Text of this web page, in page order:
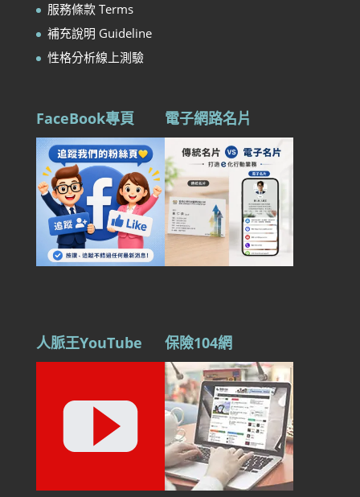
服務條款 Terms
補充說明 Guideline
性格分析線上測驗
FaceBook專頁 電子網路名片
人脈王YouTube 保險104網